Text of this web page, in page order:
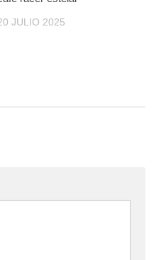
JULIO 2025